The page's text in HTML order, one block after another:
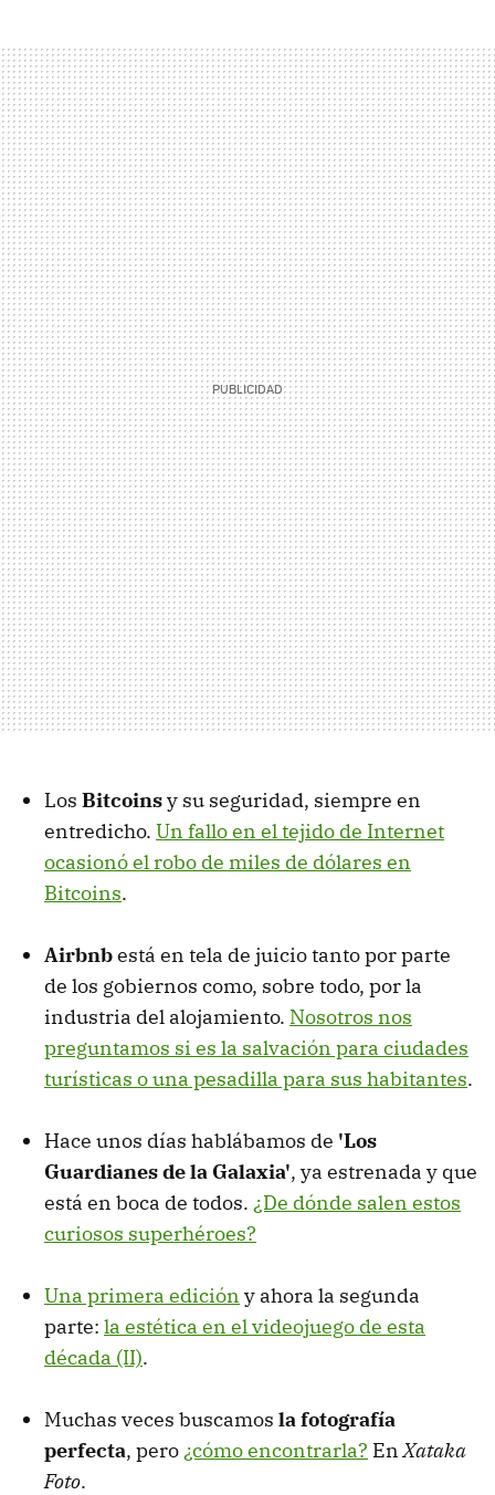
Los Bitcoinsy su seguridad, siempre en
entredicho. Un fallo en el tejido de Internet
ocasionó el robo de miles de dólares en
Bitcoins.
Airbnbestá en tela de juicio tanto por parte
de los gobiernos como, sobre todo, por la
industria del alojamiento. Nosotros nos
preguntamos si es la salvación para ciudades
turísticas o una pesadilla para sus habitantes.
Hace unos días hablábamos de 'Los
Guardianes de la Galaxia', ya estrenada y que
está en boca de todos. ¿De dónde salen estos
curiosos superhéroes?
Una primera edición y ahora la segunda
parte: la estética en el videojuego de esta
década (II).
Muchas veces buscamos la fotografía
perfecta, pero¿cómo encontrarla? EnXataka
Foto.